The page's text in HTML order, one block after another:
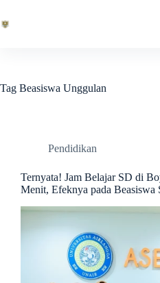
content
Tag Beasiswa Unggulan
Pendidikan
Ternyata! Jam Belajar SD di
Menit, Efeknya pada Beasiswa